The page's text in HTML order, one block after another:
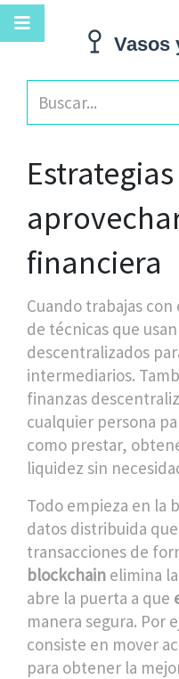
financiera
Cuando trabajas con
de técnicas que
descentralizados
intermediarios.
finanzas
cualquier persona
como prestar,
liquidez sin
Todo empieza en la
datos distribuida
transacciones de
blockchain elimina
abre la puerta a que
manera segura. Por
consiste en mover
para obtener la